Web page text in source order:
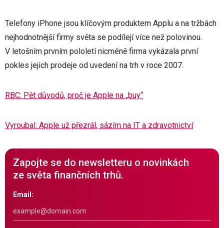
Telefony iPhone jsou klíčovým produktem Applu a na tržbách
nejhodnotnější firmy světa se podílejí více než polovinou.
V letošním prvním pololetí nicméně firma vykázala první
pokles jejich prodeje od uvedení na trh v roce 2007.
RBC: Pět důvodů, proč je Apple na „buy“
Vyroubal: Apple už přezrál, sázím na IT a zdravotnictví
Zapojte se do newsletteru o novinkách
ze světa finančních trhů.
Email: